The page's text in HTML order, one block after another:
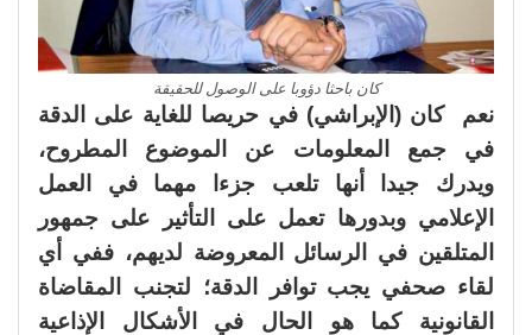
كان باحثا دؤوبا على الوصول للحقيقة
نعم كان (الإبراشي) في حريصا للغاية على الدقة
في جمع المعلومات عن الموضوع المطروح،
ويدرك جيدا أنها تلعب جزءا مهما في العمل
الإعلامي وبدورها تعمل على التأثير على جمهور
المتلقين في الرسائل المعروضة لديهم، ففي أي
لقاء صحفي يجب توافر الدقة؛ لتجنب المقاضاة
القانونية كما هو الحال في الأشكال الإذاعية